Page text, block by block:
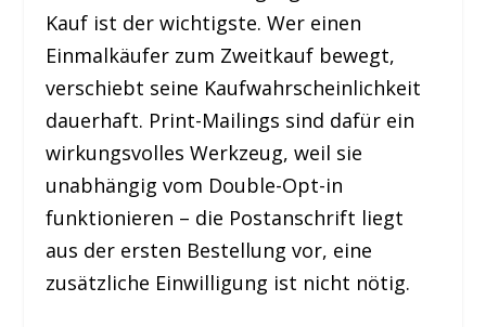
Kauf ist der wichtigste. Wer einen
Einmalkäufer zum Zweitkauf bewegt,
verschiebt seine Kaufwahrscheinlichkeit
dauerhaft. Print-Mailings sind dafür ein
wirkungsvolles Werkzeug, weil sie
unabhängig vom Double-Opt-in
funktionieren – die Postanschrift liegt
aus der ersten Bestellung vor, eine
zusätzliche Einwilligung ist nicht nötig.